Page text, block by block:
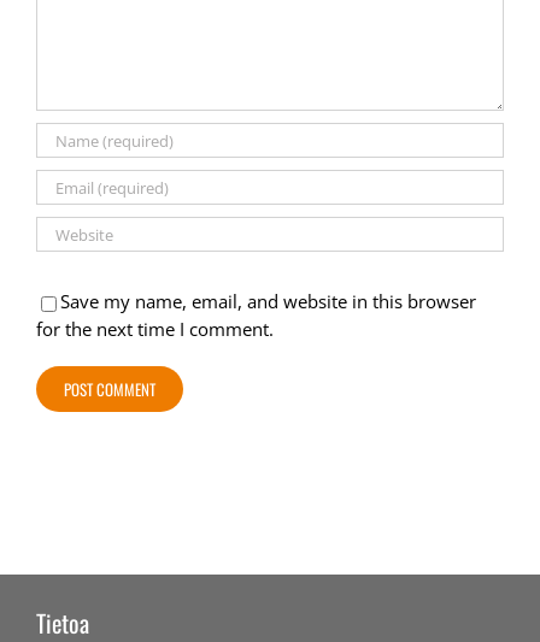
Save my name, email, and website in this browser
for the next time I comment.
Tietoa